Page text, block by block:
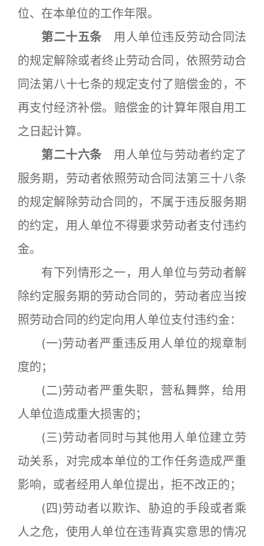
位、在本单位的工作年限。
第二十五条 用人单位违反劳动合同法
的规定解除或者终止劳动合同，依照劳动合
同法第八十七条的规定支付了赔偿金的，不
再支付经济补偿。赔偿金的计算年限自用工
之日起计算。
第二十六条 用人单位与劳动者约定了
服务期，劳动者依照劳动合同法第三十八条
的规定解除劳动合同的，不属于违反服务期
的约定，用人单位不得要求劳动者支付违约
金。
有下列情形之一，用人单位与劳动者解
除约定服务期的劳动合同的，劳动者应当按
照劳动合同的约定向用人单位支付违约金：
(一)劳动者严重违反用人单位的规章制
度的；
(二)劳动者严重失职，营私舞弊，给用
人单位造成重大损害的；
(三)劳动者同时与其他用人单位建立劳
动关系，对完成本单位的工作任务造成严重
影响，或者经用人单位提出，拒不改正的；
(四)劳动者以欺诈、胁迫的手段或者乘
人之危，使用人单位在违背真实意思的情况